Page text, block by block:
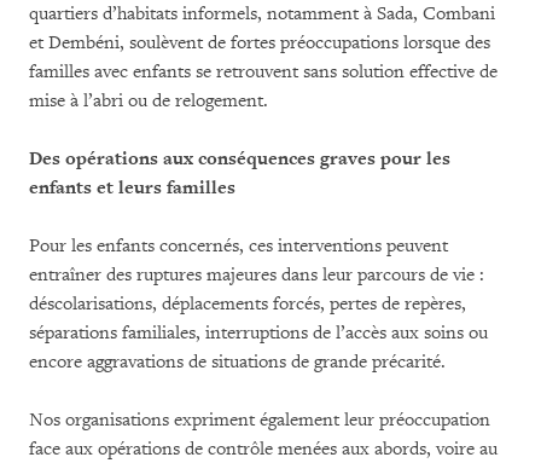
quartiers d’habitats informels, notamment à Sada, Combani
et Dembéni, soulèvent de fortes préoccupations lorsque des
familles avec enfants se retrouvent sans solution effective de
mise à l’abri ou de relogement.
Des opérations aux conséquences graves pour les
enfants et leurs familles
Pour les enfants concernés, ces interventions peuvent
entraîner des ruptures majeures dans leur parcours de vie :
déscolarisations, déplacements forcés, pertes de repères,
séparations familiales, interruptions de l’accès aux soins ou
encore aggravations de situations de grande précarité.
Nos organisations expriment également leur préoccupation
face aux opérations de contrôle menées aux abords, voire au